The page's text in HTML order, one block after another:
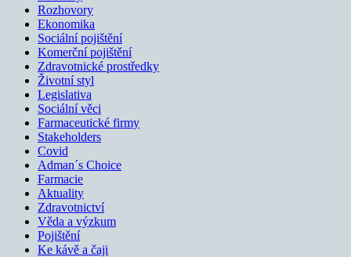
Rozhovory
Ekonomika
Sociální pojištění
Komerční pojištění
Zdravotnické prostředky
Životní styl
Legislativa
Sociální věci
Farmaceutické firmy
Stakeholders
Covid
Adman´s Choice
Farmacie
Aktuality
Zdravotnictví
Věda a výzkum
Pojištění
Ke kávě a čaji